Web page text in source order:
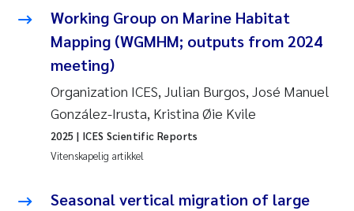
Working Group on Marine Habitat
Mapping (WGMHM; outputs from 2024
meeting)
Organization ICES, Julian Burgos, José Manuel
González-Irusta, Kristina Øie Kvile
Vitenskapelig artikkel
2025 | ICES Scientific Reports
Seasonal vertical migration of large